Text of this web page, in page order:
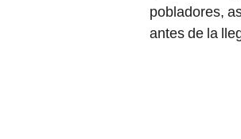
pobladores,
antes de la